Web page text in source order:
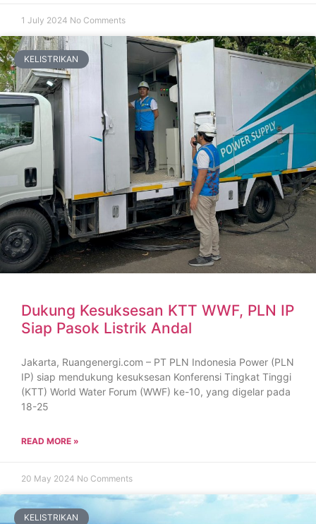
1 July 2024 No Comments
KELISTRIKAN
Dukung Kesuksesan KTT WWF, PLN IP
Siap Pasok Listrik Andal
Jakarta, Ruangenergi.com – PT PLN Indonesia Power (PLN
IP) siap mendukung kesuksesan Konferensi Tingkat Tinggi
(KTT) World Water Forum (WWF) ke-10, yang digelar pada
18-25
READ MORE »
20 May 2024 No Comments
KELISTRIKAN